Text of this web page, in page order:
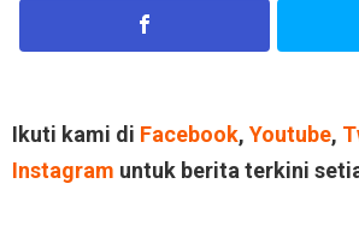
Ikuti kami di Facebook, Youtube,
Instagram untuk berita terkini